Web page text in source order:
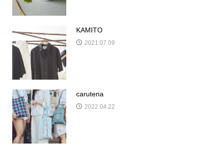
KAMITO
2021.07.09
carutena
2022.04.22